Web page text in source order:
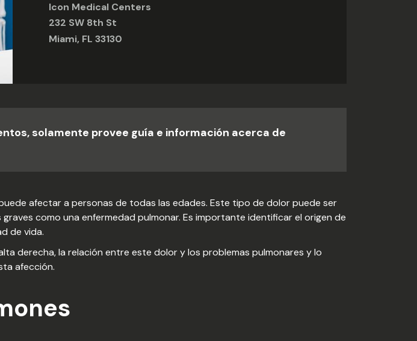
Icon Medical Centers
232 SW 8th St
Miami, FL 33130
solamente provee guía e información acerca de
afectar a personas de todas las edades. Este tipo de dolor puede ser
como una enfermedad pulmonar. Es importante identificar el origen de
de vida.
derecha, la relación entre este dolor y los problemas pulmonares y lo
afección.